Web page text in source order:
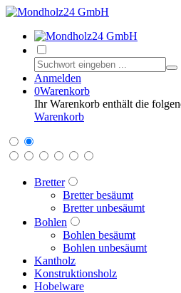
Anmelden
0Warenkorb
Ihr Warenkorb enthält die
Warenkorb
Bretter
Bretter besäumt
Bretter unbesäumt
Bohlen
Bohlen besäumt
Bohlen unbesäumt
Kantholz
Konstruktionsholz
Hobelware